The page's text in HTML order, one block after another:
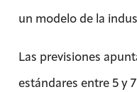
un modelo de la
Las previsiones
estándares entre 5 y